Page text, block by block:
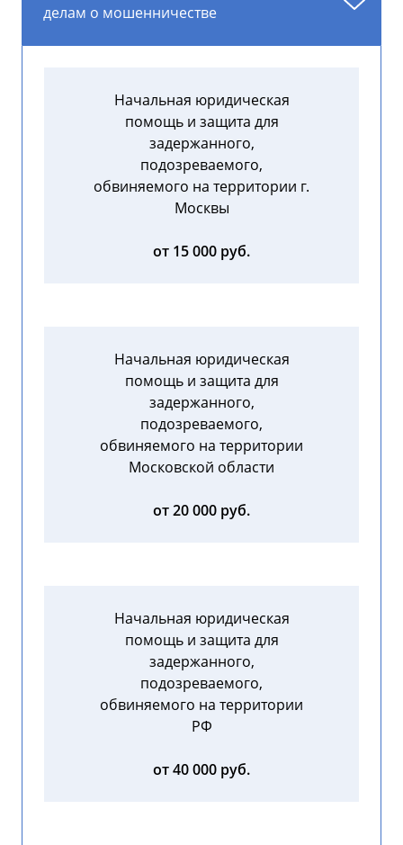
делам о мошенничестве
Начальная юридическая
помощь и защита для
задержанного,
подозреваемого,
обвиняемого на территории г.
Москвы
от 15 000 руб.
Начальная юридическая
помощь и защита для
задержанного,
подозреваемого,
обвиняемого на территории
Московской области
от 20 000 руб.
Начальная юридическая
помощь и защита для
задержанного,
подозреваемого,
обвиняемого на территории
РФ
от 40 000 руб.